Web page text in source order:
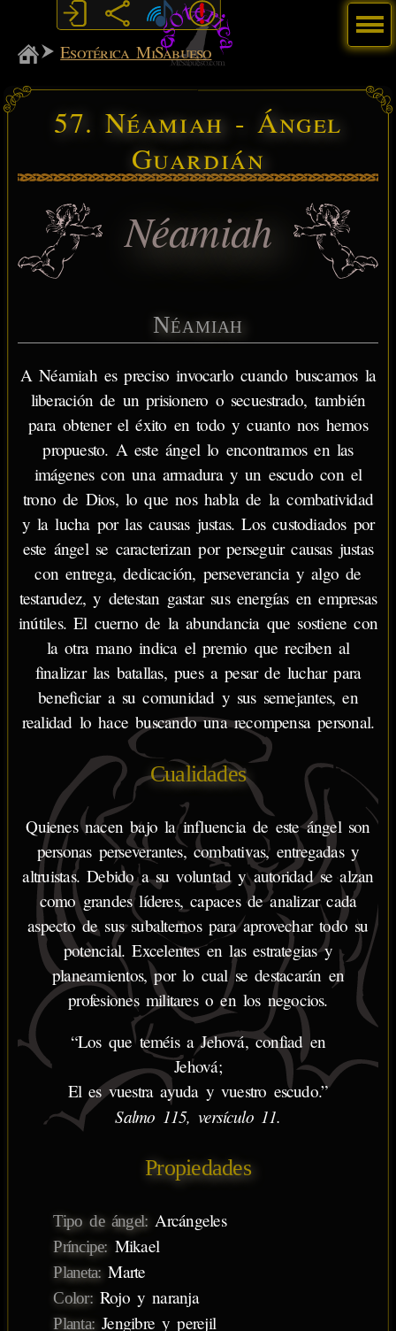
MiSabueso
Esotérica MiSabueso
57. Néamiah - Ángel
Guardián
Néamiah
Néamiah
A Néamiah es preciso invocarlo cuando buscamos la
liberación de un prisionero o secuestrado, también
para obtener el éxito en todo y cuanto nos hemos
propuesto. A este ángel lo encontramos en las
imágenes con una armadura y un escudo con el
trono de Dios, lo que nos habla de la combatividad
y la lucha por las causas justas. Los custodiados por
este ángel se caracterizan por perseguir causas justas
con entrega, dedicación, perseverancia y algo de
testarudez, y detestan gastar sus energías en empresas
inútiles. El cuerno de la abundancia que sostiene con
la otra mano indica el premio que reciben al
finalizar las batallas, pues a pesar de luchar para
beneficiar a su comunidad y sus semejantes, en
realidad lo hace buscando una recompensa personal.
Cualidades
Quienes nacen bajo la influencia de este ángel son
personas perseverantes, combativas, entregadas y
altruistas. Debido a su voluntad y autoridad se alzan
como grandes líderes, capaces de analizar cada
aspecto de sus subalternos para aprovechar todo su
potencial. Excelentes en las estrategias y
planeamientos, por lo cual se destacarán en
profesiones militares o en los negocios.
“Los que teméis a Jehová, confiad en
Jehová;
El es vuestra ayuda y vuestro escudo.”
Salmo 115, versículo 11.
Propiedades
Tipo de ángel: Arcángeles
Príncipe: Mikael
Planeta: Marte
Color:Rojo y naranja
Planta: Jengibre y perejil
Menú